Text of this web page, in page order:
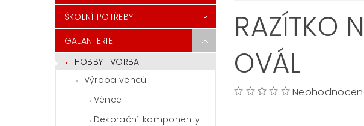
ŠKOLNÍ POTŘEBY
GALANTERIE
HOBBY TVORBA
Výroba věnců
Věnce
Dekorační komponenty
RAZÍTKO
OVÁL